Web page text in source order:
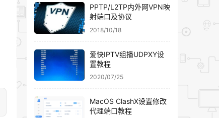
PPTP/L2TP内外网VPN映
射端口及协议
2018/10/18
爱快IPTV组播UDPXY设
置教程
2020/07/25
MacOS ClashX设置修改
代理端口教程